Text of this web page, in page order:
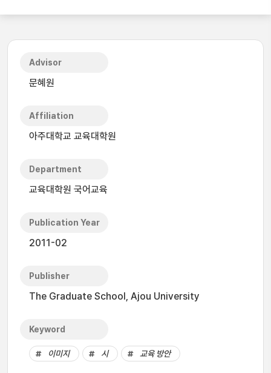
Advisor
문혜원
Affiliation
아주대학교 교육대학원
Department
교육대학원 국어교육
Publication Year
2011-02
Publisher
The Graduate School, Ajou University
Keyword
이미지 시 교육 방안